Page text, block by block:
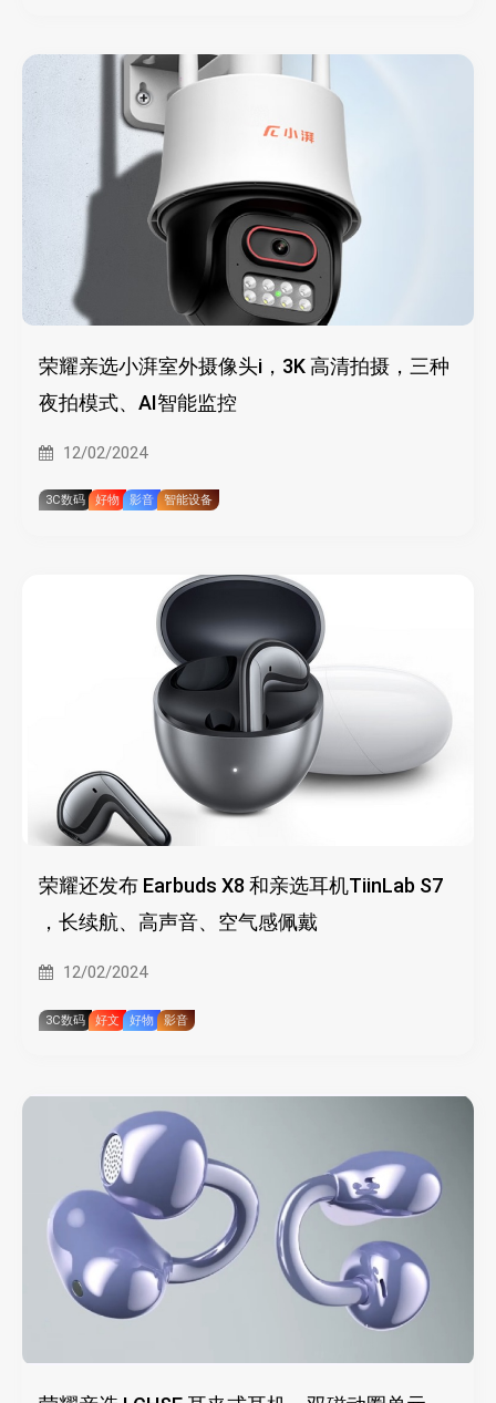
荣耀亲选小湃室外摄像头i，3K 高清拍摄，三种
夜拍模式、AI智能监控
12/02/2024
3C数码 好物 影音 智能设备
荣耀还发布 Earbuds X8 和亲选耳机TiinLab S7
，长续航、高声音、空气感佩戴
12/02/2024
3C数码 好文 好物 影音